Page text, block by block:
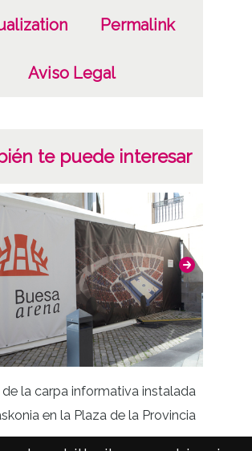
Permalink
Aviso Legal
te puede interesar
la carpa informativa instalada
en la Plaza de la Provincia